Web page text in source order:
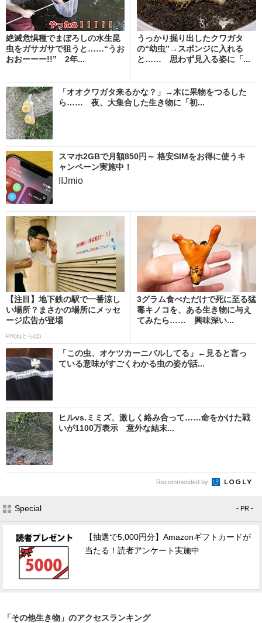
絶滅危惧種でまぼろしの水生昆
虫をガサガサで狙うと……“うお
おおーーー!!” 2年...
うっかり掘り出したクワガタ
の“幼虫”→スポンジに入れる
と…… 思わず見入る姿に「...
「オオクワガタ来るかな？」→木に果物をつるした
ら…… 夜、大集合した生き物に「初...
スマホ2GBで月額850円～ 格安SIMをお得に使うキ
ャンペーン実施中！
IIJmio
【注目】地下鉄の駅で一番涼し
い場所？まさかの場所にメッセ
ージ広告が登場
PR(ねとらぼ)
3グラム食べただけで死に至る猛
毒キノコを、ある生き物に与え
てみたら…… 興味深い...
「この虫、オケツカーニバルしてる」←見ると言っ
ている意味がすごくわかる虫の姿が話...
ヒルvs.ミミズ、激しく絡み合って……命をかけた戦
いが1100万表示 意外な結末...
Recommended by
Special - PR -
【抽選で5,000円分】Amazonギフトカードが
当たる！読者アンケート実施中
「その他生き物」のアクセスランキング